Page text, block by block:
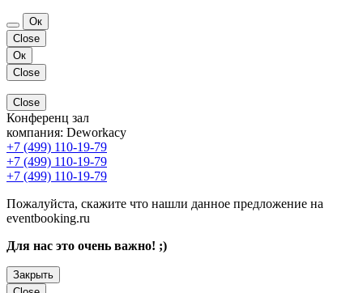
Ок
Close
Ок
Close
Close
Конференц зал
компания: Deworkacy
+7 (499) 110-19-79
+7 (499) 110-19-79
+7 (499) 110-19-79
Пожалуйста, скажите что нашли данное предложение на
eventbooking.ru
Для нас это очень важно! ;)
Закрыть